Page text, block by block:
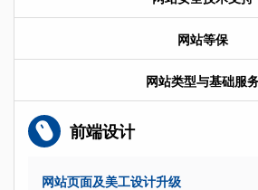
网站等保
网站类型与基础服
前端设计
网站页面及美工设计升级